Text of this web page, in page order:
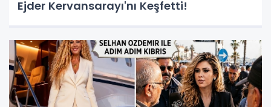
Ejder Kervansarayı'nı Keşfetti!